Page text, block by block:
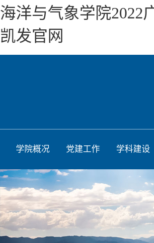
海洋与气象学院2022
凯发官网
学院概况 党建工作 学科建设